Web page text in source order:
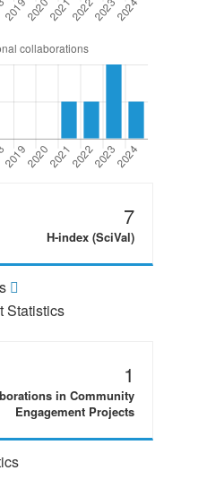
7
H-index (SciVal)
Statistics
1
in Community
Engagement Projects